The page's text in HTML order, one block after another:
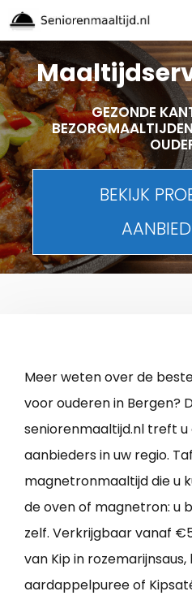
Spring
naar
inhoud
GEZONDE
BEKIJK
Meer weten over de
voor ouderen in Bergen?
seniorenmaaltijd.nl treft
aanbieders in uw regio.
magnetronmaaltijd die u
de oven of magnetron: u
zelf. Verkrijgbaar vanaf
van Kip in
aardappelpuree of